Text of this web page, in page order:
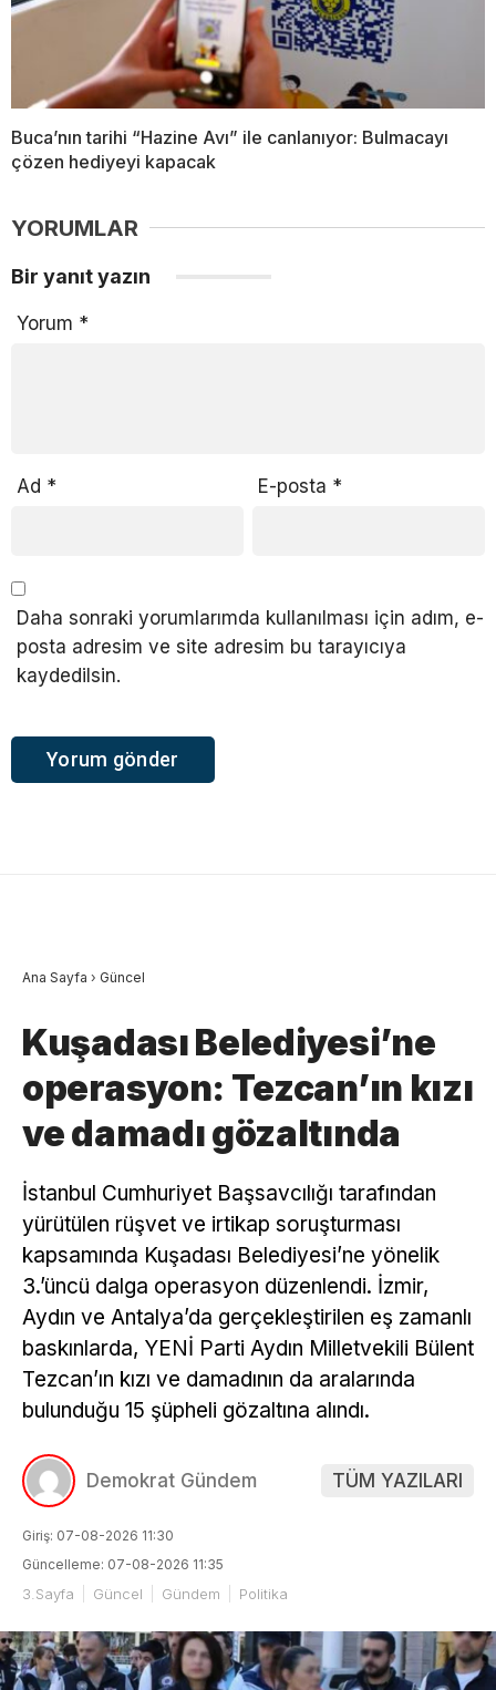
Buca’nın tarihi “Hazine Avı” ile canlanıyor: Bulmacayı
çözen hediyeyi kapacak
YORUMLAR
Bir yanıt yazın
Yorum *
Ad * E-posta *
Daha sonraki yorumlarımda kullanılması için adım, e-
posta adresim ve site adresim bu tarayıcıya
kaydedilsin.
Ana Sayfa › Güncel
Kuşadası Belediyesi’ne
operasyon: Tezcan’ın kızı
ve damadı gözaltında
İstanbul Cumhuriyet Başsavcılığı tarafından
yürütülen rüşvet ve irtikap soruşturması
kapsamında Kuşadası Belediyesi’ne yönelik
3.’üncü dalga operasyon düzenlendi. İzmir,
Aydın ve Antalya’da gerçekleştirilen eş zamanlı
baskınlarda, YENİ Parti Aydın Milletvekili Bülent
Tezcan’ın kızı ve damadının da aralarında
bulunduğu 15 şüpheli gözaltına alındı.
Demokrat Gündem TÜM YAZILARI
Giriş: 07-08-2026 11:30
Güncelleme: 07-08-2026 11:35
3.Sayfa Güncel Gündem Politika